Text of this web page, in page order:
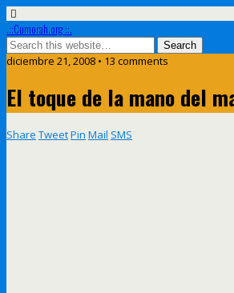
.::Cumorah.org ::.
diciembre 21, 2008 • 13 comments
El toque de la mano del
Share TweetPin Mail SMS